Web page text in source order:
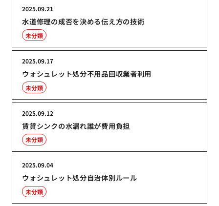
水道修理の成否を決める伝え方の技術
2025.09.21
未分類
ウォシュレット処分不用品回収業者利用
2025.09.17
未分類
賃貸シンクの水漏れ誰が費用負担
2025.09.12
未分類
ウォシュレット処分自治体別ルール
2025.09.04
未分類